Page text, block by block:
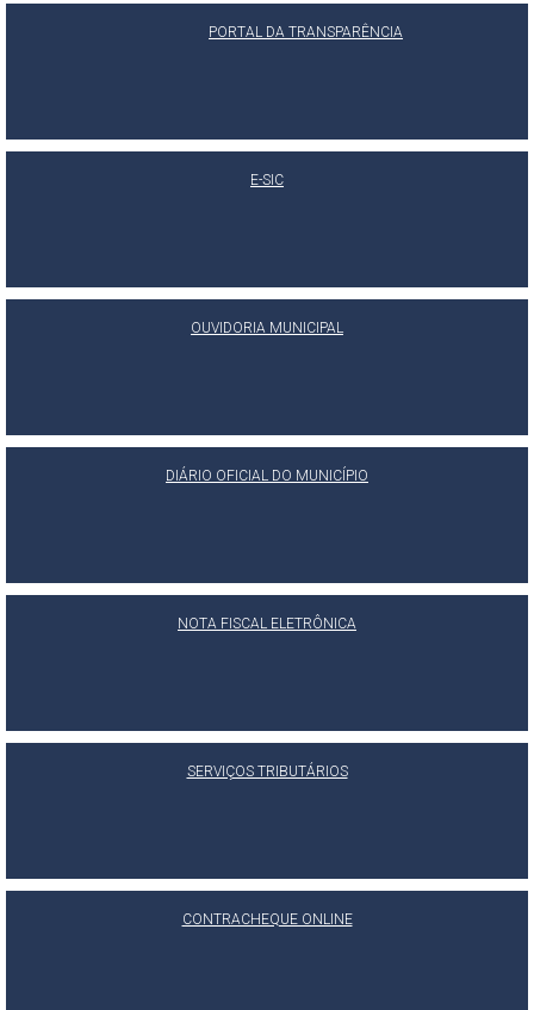
PORTAL DA TRANSPARÊNCIA
E-SIC
OUVIDORIA MUNICIPAL
DIÁRIO OFICIAL DO MUNICÍPIO
NOTA FISCAL ELETRÔNICA
SERVIÇOS TRIBUTÁRIOS
CONTRACHEQUE ONLINE